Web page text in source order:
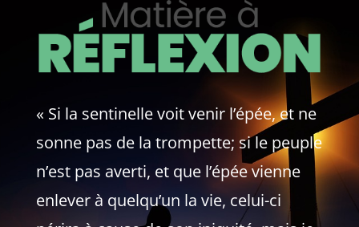
« Si la sentinelle voit venir l’épée, et ne
sonne pas de la trompette; si le peuple
n’est pas averti, et que l’épée vienne
enlever à quelqu’un la vie, celui-ci